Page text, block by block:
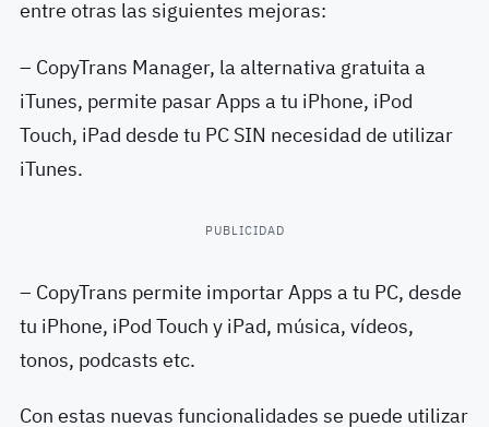
entre otras las siguientes mejoras:
– CopyTrans Manager, la alternativa gratuita a
iTunes, permite pasar Apps a tu iPhone, iPod
Touch, iPad desde tu PC SIN necesidad de utilizar
iTunes.
PUBLICIDAD
– CopyTrans permite importar Apps a tu PC, desde
tu iPhone, iPod Touch y iPad, música, vídeos,
tonos, podcasts etc.
Con estas nuevas funcionalidades se puede utilizar